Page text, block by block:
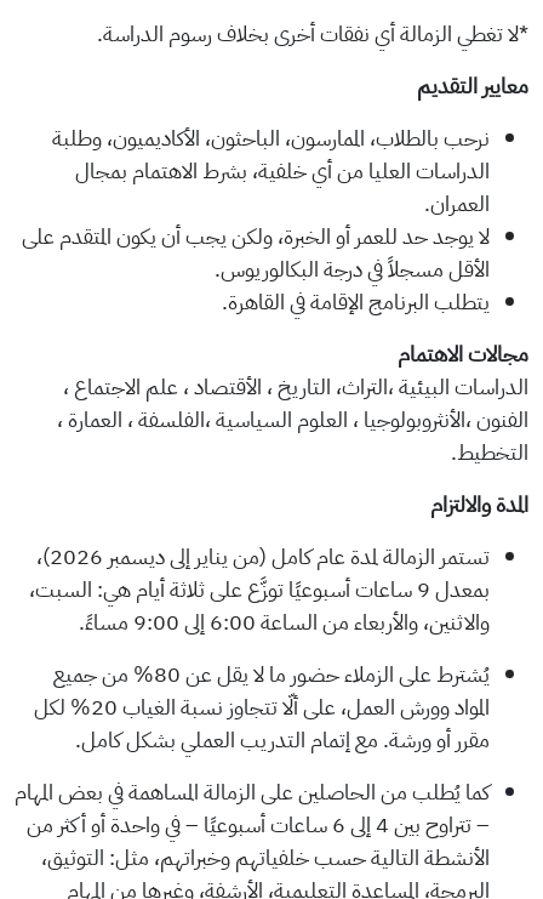
*لا تغطي الزمالة أي نفقات أخرى بخلاف رسوم الدراسة.
معايير التقديم
نرحب بالطلاب، الممارسون، الباحثون، الأكاديميون، وطلبة
الدراسات العليا من أي خلفية، بشرط الاهتمام بمجال
العمران.
لا يوجد حد للعمر أو الخبرة، ولكن يجب أن يكون المتقدم على
الأقل مسجلاً في درجة البكالوريوس.
يتطلب البرنامج الإقامة في القاهرة.
مجالات الاهتمام
الدراسات البيئية ،التراث، التاريخ ، الأقتصاد ، علم الاجتماع ،
الفنون ،الأنثروبولوجيا ، العلوم السياسية ،الفلسفة ، العمارة ،
التخطيط.
المدة والالتزام
تستمر الزمالة لمدة عام كامل (من يناير إلى ديسمبر 2026)،
بمعدل 9 ساعات أسبوعيًا توزَّع على ثلاثة أيام هي: السبت،
والاثنين، والأربعاء من الساعة 6:00 إلى 9:00 مساءً.
يُشترط على الزملاء حضور ما لا يقل عن 80% من جميع
المواد وورش العمل، على ألّا تتجاوز نسبة الغياب 20% لكل
مقرر أو ورشة. مع إتمام التدريب العملي بشكل كامل.
كما يُطلب من الحاصلين على الزمالة المساهمة في بعض المهام
– تتراوح بين 4 إلى 6 ساعات أسبوعيًا – في واحدة أو أكثر من
الأنشطة التالية حسب خلفياتهم وخبراتهم، مثل: التوثيق،
البرمجة، المساعدة التعليمية، الأرشفة، وغيرها من المهام